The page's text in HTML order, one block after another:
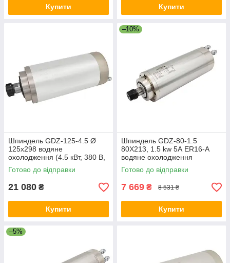
Купити Купити
Шпиндель GDZ-125-4.5 Ø
125x298 водяне
охолодження (4.5 кВт, 380 В,
8 А, ER25)
Готово до відправки
21 080 ₴
Купити
–10%
Шпиндель GDZ-80-1.5
80X213, 1.5 kw 5А ER16-A
водяне охолодження
Готово до відправки
7 669 ₴ 8 531 ₴
Купити
–5%